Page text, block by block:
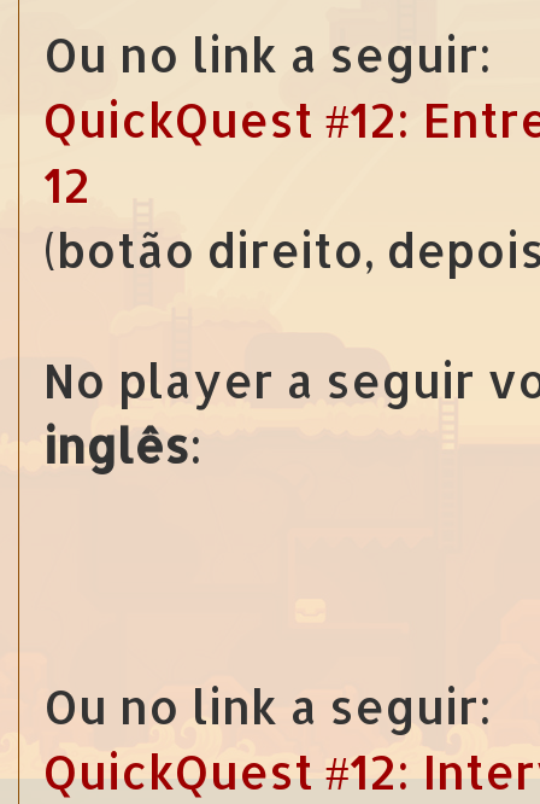
Ou no link a seguir:
QuickQuest #12:
12
(botão direito,
No player a seguir
inglês:
Ou no link a seguir:
QuickQuest #12: